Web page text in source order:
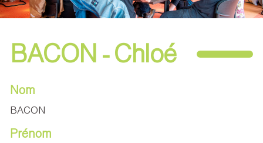
BACON - Chloé
Nom
BACON
Prénom